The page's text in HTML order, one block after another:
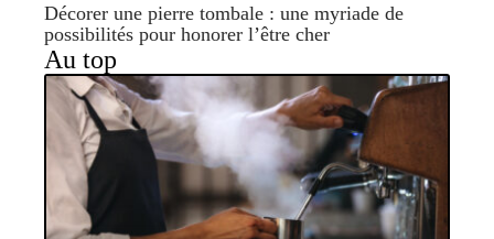
Décorer une pierre tombale : une myriade de
possibilités pour honorer l’être cher
Au top